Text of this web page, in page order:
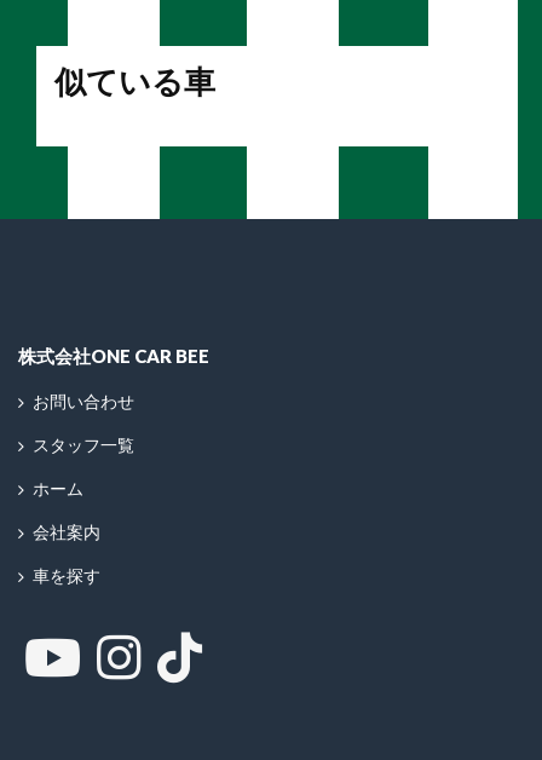
似ている車
株式会社ONE CAR BEE
お問い合わせ
スタッフ一覧
ホーム
会社案内
車を探す